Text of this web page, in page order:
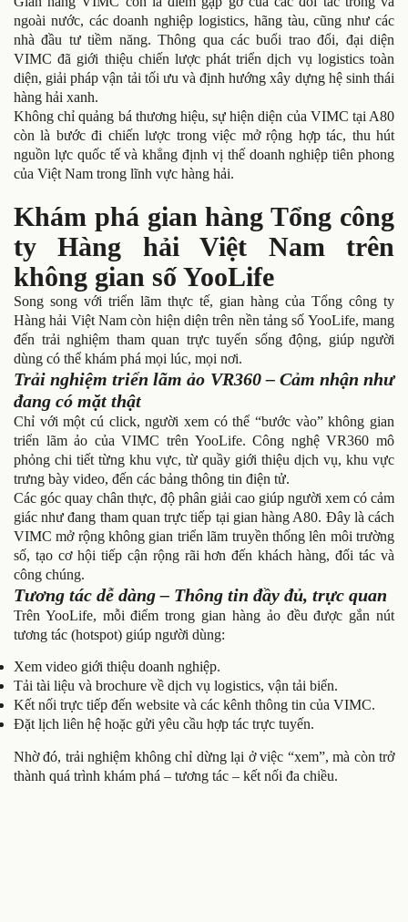
ngoài nước, các doanh nghiệp logistics, hãng tàu, cũng như các
nhà đầu tư tiềm năng. Thông qua các buổi trao đổi, đại diện
VIMC đã giới thiệu chiến lược phát triển dịch vụ logistics toàn
diện, giải pháp vận tải tối ưu và định hướng xây dựng hệ sinh thái
hàng hải xanh.
Không chỉ quảng bá thương hiệu, sự hiện diện của VIMC tại A80
còn là bước đi chiến lược trong việc mở rộng hợp tác, thu hút
nguồn lực quốc tế và khẳng định vị thế doanh nghiệp tiên phong
của Việt Nam trong lĩnh vực hàng hải.
Khám phá gian hàng Tổng công
ty Hàng hải Việt Nam trên
không gian số YooLife
Song song với triển lãm thực tế, gian hàng của Tổng công ty
Hàng hải Việt Nam còn hiện diện trên nền tảng số YooLife, mang
đến trải nghiệm tham quan trực tuyến sống động, giúp người
dùng có thể khám phá mọi lúc, mọi nơi.
Trải nghiệm triển lãm ảo VR360 – Cảm nhận như
đang có mặt thật
Chỉ với một cú click, người xem có thể “bước vào” không gian
triển lãm ảo của VIMC trên YooLife. Công nghệ VR360 mô
phỏng chi tiết từng khu vực, từ quầy giới thiệu dịch vụ, khu vực
trưng bày video, đến các bảng thông tin điện tử.
Các góc quay chân thực, độ phân giải cao giúp người xem có cảm
giác như đang tham quan trực tiếp tại gian hàng A80. Đây là cách
VIMC mở rộng không gian triển lãm truyền thống lên môi trường
số, tạo cơ hội tiếp cận rộng rãi hơn đến khách hàng, đối tác và
công chúng.
Tương tác dễ dàng – Thông tin đầy đủ, trực quan
Trên YooLife, mỗi điểm trong gian hàng ảo đều được gắn nút
tương tác (hotspot) giúp người dùng:
Xem video giới thiệu doanh nghiệp.
Tải tài liệu và brochure về dịch vụ logistics, vận tải biển.
Kết nối trực tiếp đến website và các kênh thông tin của VIMC.
Đặt lịch liên hệ hoặc gửi yêu cầu hợp tác trực tuyến.
Nhờ đó, trải nghiệm không chỉ dừng lại ở việc “xem”, mà còn trở
thành quá trình khám phá – tương tác – kết nối đa chiều.